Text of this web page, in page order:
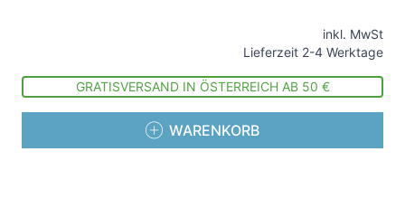
inkl. MwSt
Lieferzeit 2-4 Werktage
GRATISVERSAND IN ÖSTERREICH AB 50 €
WARENKORB